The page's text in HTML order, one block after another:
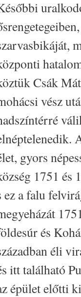
Csák
vész
gyors
1751 és
ez a falu
és
éli
itt található
épület előtti